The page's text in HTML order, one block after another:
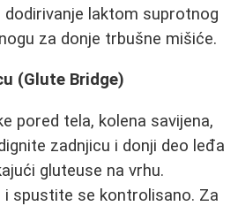
dodirivanje laktom suprotnog
za donje trbušne mišiće.
(Glute Bridge)
pored tela, kolena savijena,
zadnjicu i donji deo leđa
gluteuse na vrhu.
i spustite se kontrolisano. Za